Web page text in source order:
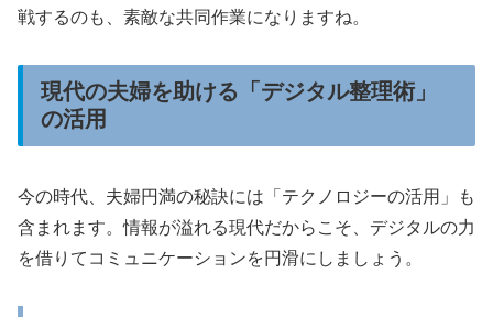
戦するのも、素敵な共同作業になりますね。
現代の夫婦を助ける「デジタル整理術」
の活用
今の時代、夫婦円満の秘訣には「テクノロジーの活用」も
含まれます。情報が溢れる現代だからこそ、デジタルの力
を借りてコミュニケーションを円滑にしましょう。